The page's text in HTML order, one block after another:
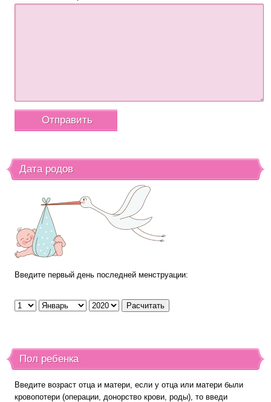
Дата родов
Введите первый день последней менструации:
Пол ребенка
Введите возраст отца и матери, если у отца или матери были
кровопотери (операции, донорство крови, роды), то введи